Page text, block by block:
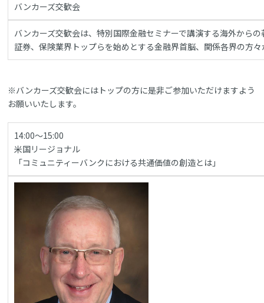
バンカーズ交歓会
バンカーズ交歓会は、特別国際金融セミナーで講演する海外から
証券、保険業界トップらを始めとする金融界首脳、関係各界の方
※バンカーズ交歓会にはトップの方に是非ご参加いただけますよう
お願いいたします。
14:00～15:00
米国リージョナル
「コミュニティーバンクにおける共通価値の創造とは」